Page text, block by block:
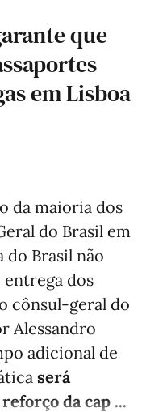
que
em Lisboa
da maioria dos
do Brasil em
do Brasil não
dos
cônsul-geral do
Alessandro
adicional de
será
da cap ...